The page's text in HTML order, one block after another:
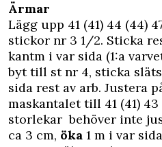
Ärmar
Lägg upp 41 (41) 44 (44)
stickor nr 3 1/2. Sticka
kantm i var sida (1:a
byt till st nr 4, sticka
sida rest av arb. Justera
maskantalet till 41 (41) 43
storlekar behöver inte
ca 3 cm, öka 1 m i var